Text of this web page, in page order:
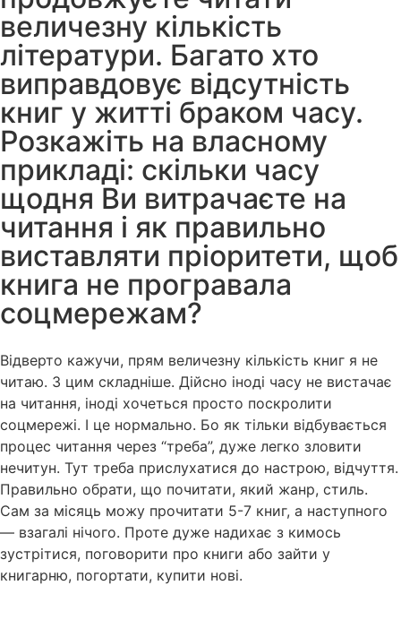
величезну кількість
літератури. Багато хто
виправдовує відсутність
книг у житті браком часу.
Розкажіть на власному
прикладі: скільки часу
щодня Ви витрачаєте на
читання і як правильно
виставляти пріоритети, щоб
книга не програвала
соцмережам?
Відверто кажучи, прям величезну кількість книг я не
читаю. З цим складніше. Дійсно іноді часу не вистачає
на читання, іноді хочеться просто поскролити
соцмережі. І це нормально. Бо як тільки відбувається
процес читання через “треба”, дуже легко зловити
нечитун. Тут треба прислухатися до настрою, відчуття.
Правильно обрати, що почитати, який жанр, стиль.
Сам за місяць можу прочитати 5-7 книг, а наступного
— взагалі нічого. Проте дуже надихає з кимось
зустрітися, поговорити про книги або зайти у
книгарню, погортати, купити нові.